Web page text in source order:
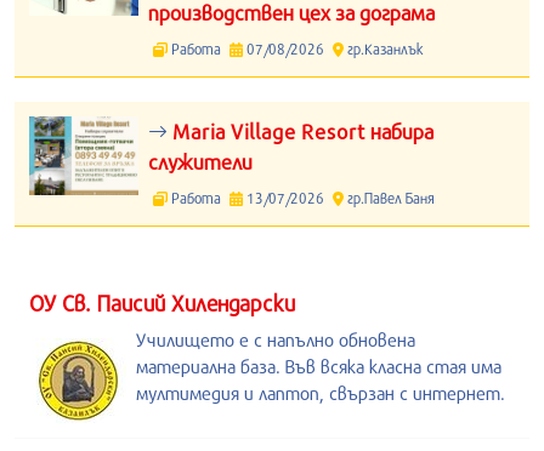
производствен цех за дограма
Работа 07/08/2026 гр.Казанлък
Maria Village Resort набира
служители
Работа 13/07/2026 гр.Павел Баня
ОУ Св. Паисий Хилендарски
Училището е с напълно обновена
материална база. Във всяка класна стая има
мултимедия и лаптоп, свързан с интернет.